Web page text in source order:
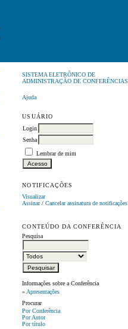
SISTEMA ELETRÔNICO DE
ADMINISTRAÇÃO DE CONFERÊNCIAS
Ajuda
USUÁRIO
Login
Senha
Lembrar de mim
NOTIFICAÇÕES
Visualizar
Assinar/Cancelar assinatura de notificações
CONTEÚDO DA CONFERÊNCIA
Pesquisa
Informações sobre a Conferência
» Apresentações
Procurar
Por Conferência
Por Autor
Por título